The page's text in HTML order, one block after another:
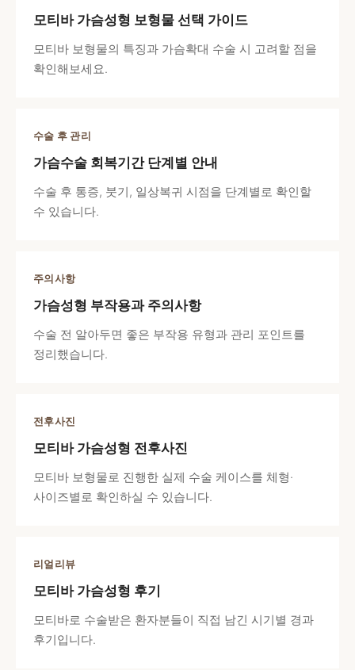
모티바 가슴성형 보형물 선택 가이드
모티바 보형물의 특징과 가슴확대 수술 시 고려할 점을
확인해보세요.
수술 후 관리
가슴수술 회복기간 단계별 안내
수술 후 통증, 붓기, 일상복귀 시점을 단계별로 확인할
수 있습니다.
주의사항
가슴성형 부작용과 주의사항
수술 전 알아두면 좋은 부작용 유형과 관리 포인트를
정리했습니다.
전후사진
모티바 가슴성형 전후사진
모티바 보형물로 진행한 실제 수술 케이스를 체형·
사이즈별로 확인하실 수 있습니다.
리얼리뷰
모티바 가슴성형 후기
모티바로 수술받은 환자분들이 직접 남긴 시기별 경과
후기입니다.